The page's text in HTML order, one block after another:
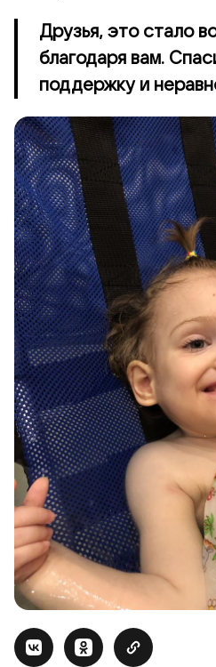
Друзья, это стало
благодаря вам.
поддержку и